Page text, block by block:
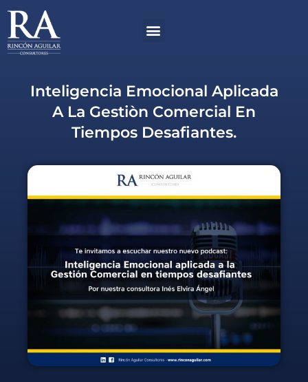
contenido
Menú
Inteligencia Emocional Aplicada
A La Gestiòn Comercial En
Tiempos Desafiantes.